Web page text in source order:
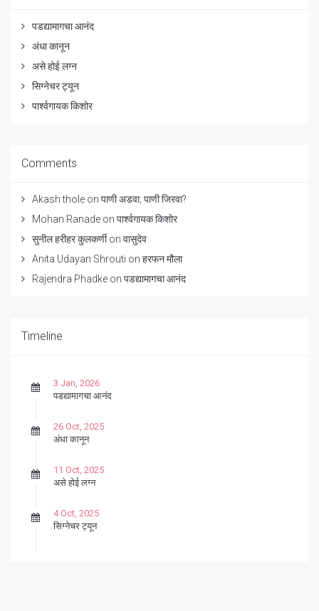
पडद्यामागचा आनंद
अंधा कानून
असे होई लग्न
सिग्नेचर ट्यून
पार्श्वगायक किशोर
Comments
Akash thole on पाणी अडवा; पाणी जिरवा?
Mohan Ranade on पार्श्वगायक किशोर
सुनील हरीहर कुलकर्णीon वासुदेव
Anita Udayan Shrouti on हरफन मौला
Rajendra Phadke on पडद्यामागचा आनंद
Timeline
3 Jan, 2026
पडद्यामागचा आनंद
26 Oct, 2025
अंधा कानून
11 Oct, 2025
असे होई लग्न
4 Oct, 2025
सिग्नेचर ट्यून